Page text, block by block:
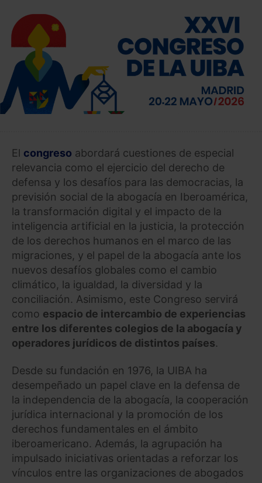
El congreso abordará cuestiones de especial
relevancia como el ejercicio del derecho de
defensa y los desafíos para las democracias, la
previsión social de la abogacía en Iberoamérica,
la transformación digital y el impacto de la
inteligencia artificial en la justicia, la protección
de los derechos humanos en el marco de las
migraciones, y el papel de la abogacía ante los
nuevos desafíos globales como el cambio
climático, la igualdad, la diversidad y la
conciliación. Asimismo, este Congreso servirá
como espacio de intercambio de experiencias
entre los diferentes colegios de la abogacía y
operadores jurídicos de distintos países.
Desde su fundación en 1976, la UIBA ha
desempeñado un papel clave en la defensa de
la independencia de la abogacía, la cooperación
jurídica internacional y la promoción de los
derechos fundamentales en el ámbito
iberoamericano. Además, la agrupación ha
impulsado iniciativas orientadas a reforzar los
vínculos entre las organizaciones de abogados